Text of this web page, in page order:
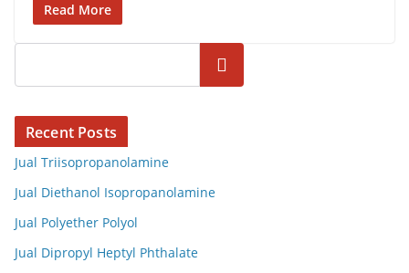
Read More
Cari
Recent Posts
Jual Triisopropanolamine
Jual Diethanol Isopropanolamine
Jual Polyether Polyol
Jual Dipropyl Heptyl Phthalate